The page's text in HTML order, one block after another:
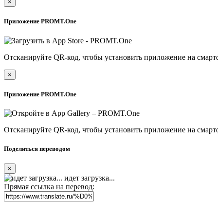
×
Приложение PROMT.One
Отсканируйте QR-код, чтобы установить приложение на
×
Приложение PROMT.One
Отсканируйте QR-код, чтобы установить приложение на
Поделиться переводом
×
идет загрузка...
Прямая ссылка на перевод: